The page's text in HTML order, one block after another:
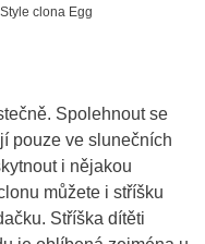
clona Egg
Spolehnout se
pouze ve slunečních
i nějakou
můžete i stříšku
Stříška dítěti